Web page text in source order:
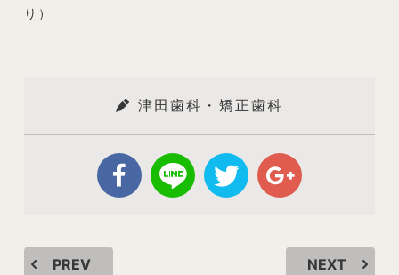
り）
津田歯科・矯正歯科
PREV NEXT